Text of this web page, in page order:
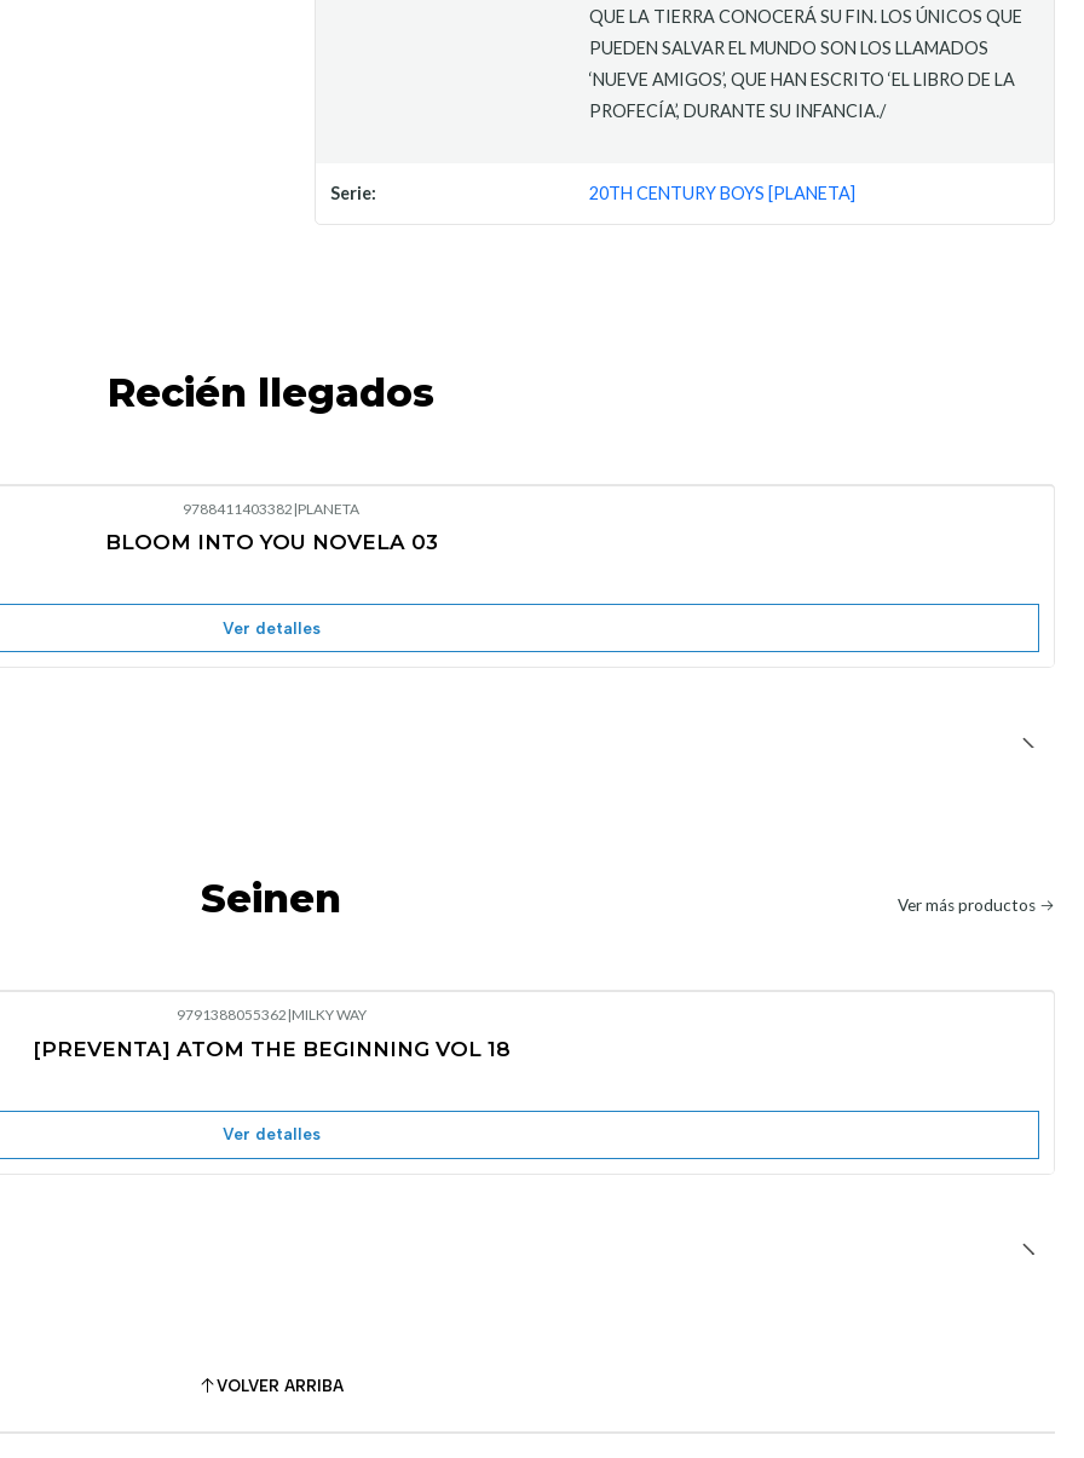
QUE LA TIERRA CONOCERÁ SU FIN. LOS ÚNICOS QUE
PUEDEN SALVAR EL MUNDO SON LOS LLAMADOS
‘NUEVE AMIGOS’, QUE HAN ESCRITO ‘EL LIBRO DE LA
PROFECÍA’, DURANTE SU INFANCIA./
Serie: 20TH CENTURY BOYS [PLANETA]
Recién llegados
9788411403382 |PLANETA
BLOOM INTO YOU NOVELA 03
Ver detalles
Seinen Ver más productos
9791388055362 |MILKY WAY
[PREVENTA] ATOM THE BEGINNING VOL 18
Ver detalles
VOLVER ARRIBA